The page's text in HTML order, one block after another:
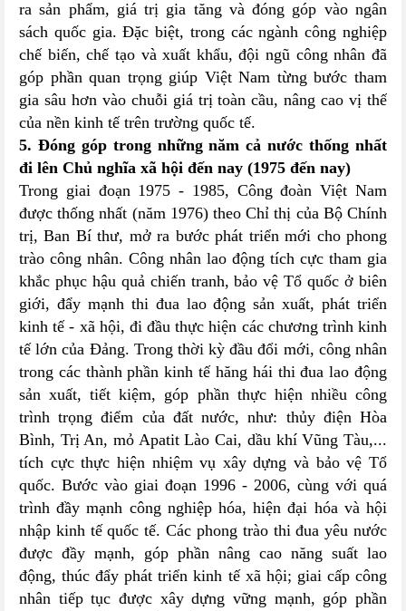
ra sản phẩm, giá trị gia tăng và đóng góp vào ngân
sách quốc gia. Đặc biệt, trong các ngành công nghiệp
chế biến, chế tạo và xuất khẩu, đội ngũ công nhân đã
góp phần quan trọng giúp Việt Nam từng bước tham
gia sâu hơn vào chuỗi giá trị toàn cầu, nâng cao vị thế
của nền kinh tế trên trường quốc tế.
5. Đóng góp trong những năm cả nước thống nhất
đi lên Chủ nghĩa xã hội đến nay (1975 đến nay)
Trong giai đoạn 1975 - 1985, Công đoàn Việt Nam
được thống nhất (năm 1976) theo Chỉ thị của Bộ Chính
trị, Ban Bí thư, mở ra bước phát triển mới cho phong
trào công nhân. Công nhân lao động tích cực tham gia
khắc phục hậu quả chiến tranh, bảo vệ Tổ quốc ở biên
giới, đẩy mạnh thi đua lao động sản xuất, phát triển
kinh tế - xã hội, đi đầu thực hiện các chương trình kinh
tế lớn của Đảng. Trong thời kỳ đầu đổi mới, công nhân
trong các thành phần kinh tế hăng hái thi đua lao động
sản xuất, tiết kiệm, góp phần thực hiện nhiều công
trình trọng điểm của đất nước, như: thủy điện Hòa
Bình, Trị An, mỏ Apatit Lào Cai, dầu khí Vũng Tàu,...
tích cực thực hiện nhiệm vụ xây dựng và bảo vệ Tổ
quốc. Bước vào giai đoạn 1996 - 2006, cùng với quá
trình đầy mạnh công nghiệp hóa, hiện đại hóa và hội
nhập kinh tế quốc tế. Các phong trào thi đua yêu nước
được đầy mạnh, góp phần nâng cao năng suất lao
động, thúc đẩy phát triển kinh tế xã hội; giai cấp công
nhân tiếp tục được xây dựng vững mạnh, góp phần